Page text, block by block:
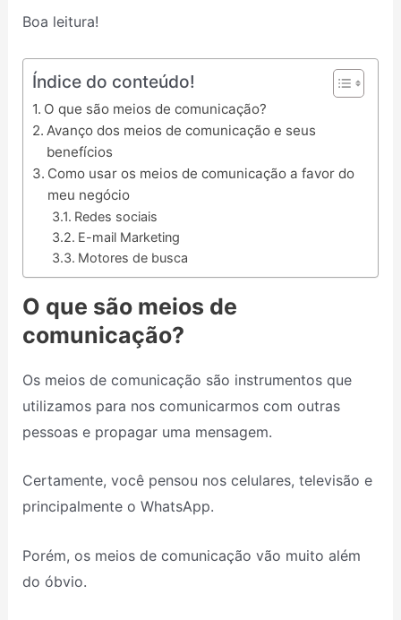
Boa leitura!
Índice do conteúdo!
O que são meios de comunicação?
Avanço dos meios de comunicação e seus
benefícios
Como usar os meios de comunicação a favor do
meu negócio
Redes sociais
E-mail Marketing
Motores de busca
O que são meios de
comunicação?
Os meios de comunicação são instrumentos que
utilizamos para nos comunicarmos com outras
pessoas e propagar uma mensagem.
Certamente, você pensou nos celulares, televisão e
principalmente o WhatsApp.
Porém, os meios de comunicação vão muito além
do óbvio.